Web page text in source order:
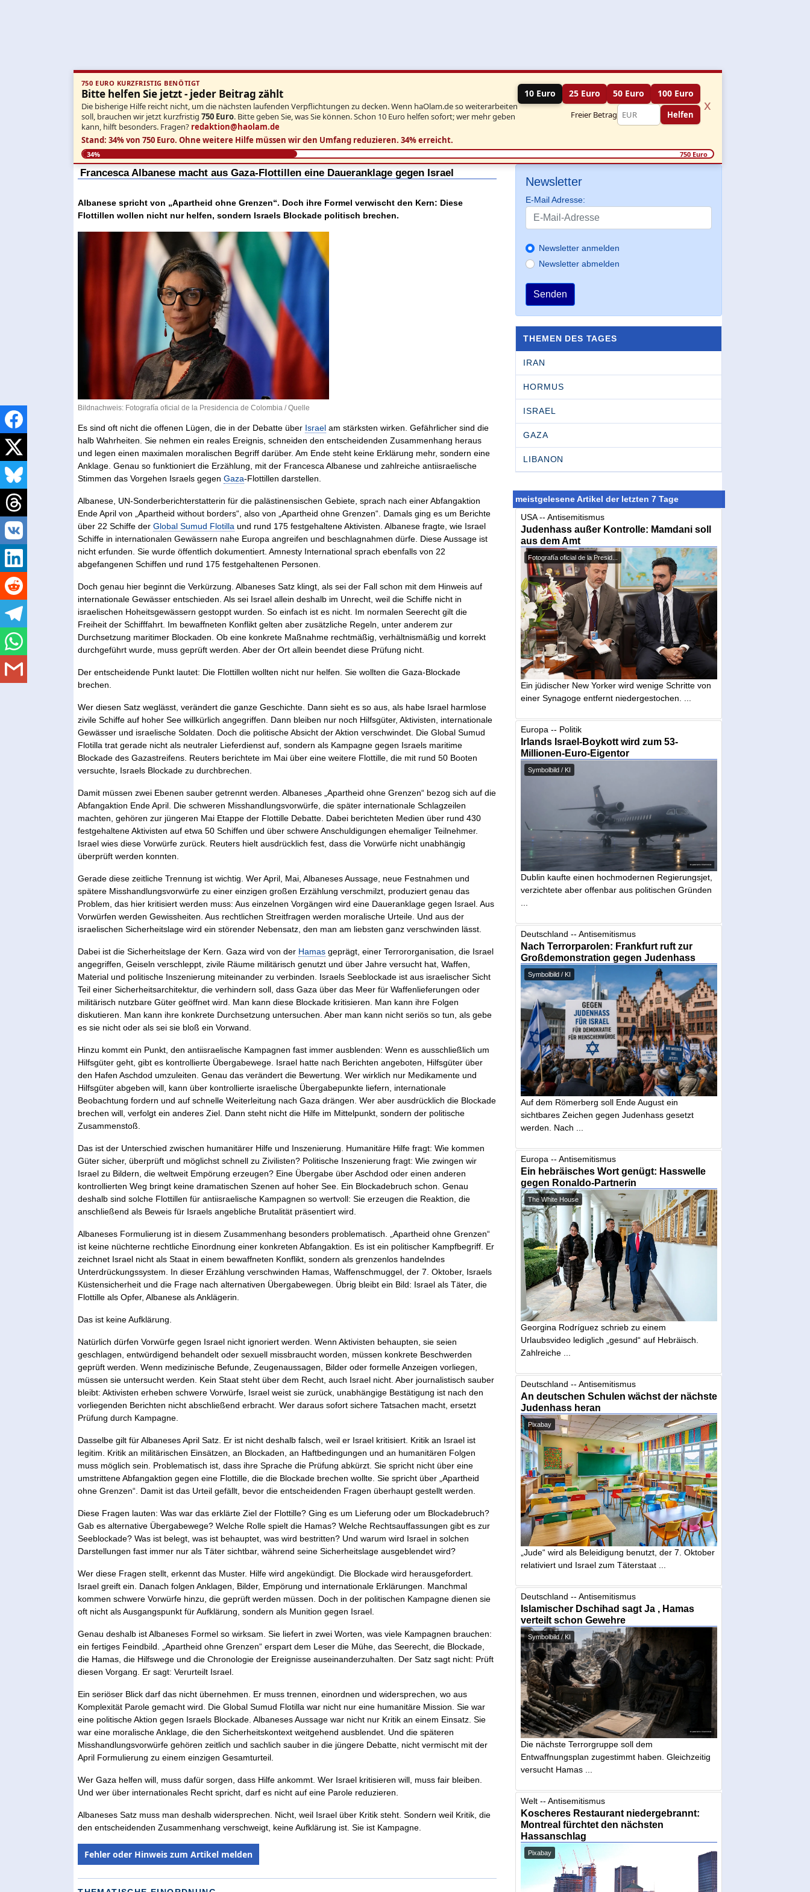
750 EURO KURZFRISTIG BENÖTIGT
Bitte helfen Sie jetzt - jeder Beitrag zählt
Die bisherige Hilfe reicht nicht, um die nächsten laufenden Verpflichtungen zu decken. Wenn haOlam.de so weiterarbeiten
soll, brauchen wir jetzt kurzfristig 750 Euro. Bitte geben Sie, was Sie können. Schon 10 Euro helfen sofort; wer mehr geben
kann, hilft besonders. Fragen? redaktion@haolam.de
10 Euro 25 Euro 50 Euro 100 Euro
Freier Betrag Helfen
x
Stand: 34% von 750 Euro. Ohne weitere Hilfe müssen wir den Umfang reduzieren. 34% erreicht.
34% 750 Euro
Francesca Albanese macht aus Gaza-Flottillen eine Daueranklage gegen Israel
Albanese spricht von „Apartheid ohne Grenzen“. Doch ihre Formel verwischt den Kern: Diese
Flottillen wollen nicht nur helfen, sondern Israels Blockade politisch brechen.
Bildnachweis: Fotografía oficial de la Presidencia de Colombia /Quelle
Es sind oft nicht die offenen Lügen, die in der Debatte über Israel am stärksten wirken. Gefährlicher sind die
halb Wahrheiten. Sie nehmen ein reales Ereignis, schneiden den entscheidenden Zusammenhang heraus
und legen einen maximalen moralischen Begriff darüber. Am Ende steht keine Erklärung mehr, sondern eine
Anklage. Genau so funktioniert die Erzählung, mit der Francesca Albanese und zahlreiche antiisraelische
Stimmen das Vorgehen Israels gegenGaza-Flottillen darstellen.
Albanese, UN-Sonderberichterstatterin für die palästinensischen Gebiete, sprach nach einer Abfangaktion
Ende April von „Apartheid without borders“, also von „Apartheid ohne Grenzen“. Damals ging es um Berichte
über 22 Schiffe derGlobal Sumud Flotilla und rund 175 festgehaltene Aktivisten. Albanese fragte, wie Israel
Schiffe in internationalen Gewässern nahe Europa angreifen und beschlagnahmen dürfe. Diese Aussage ist
nicht erfunden. Sie wurde öffentlich dokumentiert. Amnesty International sprach ebenfalls von 22
abgefangenen Schiffen und rund 175 festgehaltenen Personen.
Doch genau hier beginnt die Verkürzung. Albaneses Satz klingt, als sei der Fall schon mit dem Hinweis auf
internationale Gewässer entschieden. Als sei Israel allein deshalb im Unrecht, weil die Schiffe nicht in
israelischen Hoheitsgewässern gestoppt wurden. So einfach ist es nicht. Im normalen Seerecht gilt die
Freiheit der Schifffahrt. Im bewaffneten Konflikt gelten aber zusätzliche Regeln, unter anderem zur
Durchsetzung maritimer Blockaden. Ob eine konkrete Maßnahme rechtmäßig, verhältnismäßig und korrekt
durchgeführt wurde, muss geprüft werden. Aber der Ort allein beendet diese Prüfung nicht.
Der entscheidende Punkt lautet: Die Flottillen wollten nicht nur helfen. Sie wollten die Gaza-Blockade
brechen.
Wer diesen Satz weglässt, verändert die ganze Geschichte. Dann sieht es so aus, als habe Israel harmlose
zivile Schiffe auf hoher See willkürlich angegriffen. Dann bleiben nur noch Hilfsgüter, Aktivisten, internationale
Gewässer und israelische Soldaten. Doch die politische Absicht der Aktion verschwindet. Die Global Sumud
Flotilla trat gerade nicht als neutraler Lieferdienst auf, sondern als Kampagne gegen Israels maritime
Blockade des Gazastreifens. Reuters berichtete im Mai über eine weitere Flottille, die mit rund 50 Booten
versuchte, Israels Blockade zu durchbrechen.
Damit müssen zwei Ebenen sauber getrennt werden. Albaneses „Apartheid ohne Grenzen“ bezog sich auf die
Abfangaktion Ende April. Die schweren Misshandlungsvorwürfe, die später internationale Schlagzeilen
machten, gehören zur jüngeren Mai Etappe der Flottille Debatte. Dabei berichteten Medien über rund 430
festgehaltene Aktivisten auf etwa 50 Schiffen und über schwere Anschuldigungen ehemaliger Teilnehmer.
Israel wies diese Vorwürfe zurück. Reuters hielt ausdrücklich fest, dass die Vorwürfe nicht unabhängig
überprüft werden konnten.
Gerade diese zeitliche Trennung ist wichtig. Wer April, Mai, Albaneses Aussage, neue Festnahmen und
spätere Misshandlungsvorwürfe zu einer einzigen großen Erzählung verschmilzt, produziert genau das
Problem, das hier kritisiert werden muss: Aus einzelnen Vorgängen wird eine Daueranklage gegen Israel. Aus
Vorwürfen werden Gewissheiten. Aus rechtlichen Streitfragen werden moralische Urteile. Und aus der
israelischen Sicherheitslage wird ein störender Nebensatz, den man am liebsten ganz verschwinden lässt.
Dabei ist die Sicherheitslage der Kern. Gaza wird von der Hamas geprägt, einer Terrororganisation, die Israel
angegriffen, Geiseln verschleppt, zivile Räume militärisch genutzt und über Jahre versucht hat, Waffen,
Material und politische Inszenierung miteinander zu verbinden. Israels Seeblockade ist aus israelischer Sicht
Teil einer Sicherheitsarchitektur, die verhindern soll, dass Gaza über das Meer für Waffenlieferungen oder
militärisch nutzbare Güter geöffnet wird. Man kann diese Blockade kritisieren. Man kann ihre Folgen
diskutieren. Man kann ihre konkrete Durchsetzung untersuchen. Aber man kann nicht seriös so tun, als gebe
es sie nicht oder als sei sie bloß ein Vorwand.
Hinzu kommt ein Punkt, den antiisraelische Kampagnen fast immer ausblenden: Wenn es ausschließlich um
Hilfsgüter geht, gibt es kontrollierte Übergabewege. Israel hatte nach Berichten angeboten, Hilfsgüter über
den Hafen Aschdod umzuleiten. Genau das verändert die Bewertung. Wer wirklich nur Medikamente und
Hilfsgüter abgeben will, kann über kontrollierte israelische Übergabepunkte liefern, internationale
Beobachtung fordern und auf schnelle Weiterleitung nach Gaza drängen. Wer aber ausdrücklich die Blockade
brechen will, verfolgt ein anderes Ziel. Dann steht nicht die Hilfe im Mittelpunkt, sondern der politische
Zusammenstoß.
Das ist der Unterschied zwischen humanitärer Hilfe und Inszenierung. Humanitäre Hilfe fragt: Wie kommen
Güter sicher, überprüft und möglichst schnell zu Zivilisten? Politische Inszenierung fragt: Wie zwingen wir
Israel zu Bildern, die weltweit Empörung erzeugen? Eine Übergabe über Aschdod oder einen anderen
kontrollierten Weg bringt keine dramatischen Szenen auf hoher See. Ein Blockadebruch schon. Genau
deshalb sind solche Flottillen für antiisraelische Kampagnen so wertvoll: Sie erzeugen die Reaktion, die
anschließend als Beweis für Israels angebliche Brutalität präsentiert wird.
Albaneses Formulierung ist in diesem Zusammenhang besonders problematisch. „Apartheid ohne Grenzen“
ist keine nüchterne rechtliche Einordnung einer konkreten Abfangaktion. Es ist ein politischer Kampfbegriff. Er
zeichnet Israel nicht als Staat in einem bewaffneten Konflikt, sondern als grenzenlos handelndes
Unterdrückungssystem. In dieser Erzählung verschwinden Hamas, Waffenschmuggel, der 7. Oktober, Israels
Küstensicherheit und die Frage nach alternativen Übergabewegen. Übrig bleibt ein Bild: Israel als Täter, die
Flottille als Opfer, Albanese als Anklägerin.
Das ist keine Aufklärung.
Natürlich dürfen Vorwürfe gegen Israel nicht ignoriert werden. Wenn Aktivisten behaupten, sie seien
geschlagen, entwürdigend behandelt oder sexuell missbraucht worden, müssen konkrete Beschwerden
geprüft werden. Wenn medizinische Befunde, Zeugenaussagen, Bilder oder formelle Anzeigen vorliegen,
müssen sie untersucht werden. Kein Staat steht über dem Recht, auch Israel nicht. Aber journalistisch sauber
bleibt: Aktivisten erheben schwere Vorwürfe, Israel weist sie zurück, unabhängige Bestätigung ist nach den
vorliegenden Berichten nicht abschließend erbracht. Wer daraus sofort sichere Tatsachen macht, ersetzt
Prüfung durch Kampagne.
Dasselbe gilt für Albaneses April Satz. Er ist nicht deshalb falsch, weil er Israel kritisiert. Kritik an Israel ist
legitim. Kritik an militärischen Einsätzen, an Blockaden, an Haftbedingungen und an humanitären Folgen
muss möglich sein. Problematisch ist, dass ihre Sprache die Prüfung abkürzt. Sie spricht nicht über eine
umstrittene Abfangaktion gegen eine Flottille, die die Blockade brechen wollte. Sie spricht über „Apartheid
ohne Grenzen“. Damit ist das Urteil gefällt, bevor die entscheidenden Fragen überhaupt gestellt werden.
Diese Fragen lauten: Was war das erklärte Ziel der Flottille? Ging es um Lieferung oder um Blockadebruch?
Gab es alternative Übergabewege? Welche Rolle spielt die Hamas? Welche Rechtsauffassungen gibt es zur
Seeblockade? Was ist belegt, was ist behauptet, was wird bestritten? Und warum wird Israel in solchen
Darstellungen fast immer nur als Täter sichtbar, während seine Sicherheitslage ausgeblendet wird?
Wer diese Fragen stellt, erkennt das Muster. Hilfe wird angekündigt. Die Blockade wird herausgefordert.
Israel greift ein. Danach folgen Anklagen, Bilder, Empörung und internationale Erklärungen. Manchmal
kommen schwere Vorwürfe hinzu, die geprüft werden müssen. Doch in der politischen Kampagne dienen sie
oft nicht als Ausgangspunkt für Aufklärung, sondern als Munition gegen Israel.
Genau deshalb ist Albaneses Formel so wirksam. Sie liefert in zwei Worten, was viele Kampagnen brauchen:
ein fertiges Feindbild. „Apartheid ohne Grenzen“ erspart dem Leser die Mühe, das Seerecht, die Blockade,
die Hamas, die Hilfswege und die Chronologie der Ereignisse auseinanderzuhalten. Der Satz sagt nicht: Prüft
diesen Vorgang. Er sagt: Verurteilt Israel.
Ein seriöser Blick darf das nicht übernehmen. Er muss trennen, einordnen und widersprechen, wo aus
Komplexität Parole gemacht wird. Die Global Sumud Flotilla war nicht nur eine humanitäre Mission. Sie war
eine politische Aktion gegen Israels Blockade. Albaneses Aussage war nicht nur Kritik an einem Einsatz. Sie
war eine moralische Anklage, die den Sicherheitskontext weitgehend ausblendet. Und die späteren
Misshandlungsvorwürfe gehören zeitlich und sachlich sauber in die jüngere Debatte, nicht vermischt mit der
April Formulierung zu einem einzigen Gesamturteil.
Wer Gaza helfen will, muss dafür sorgen, dass Hilfe ankommt. Wer Israel kritisieren will, muss fair bleiben.
Und wer über internationales Recht spricht, darf es nicht auf eine Parole reduzieren.
Albaneses Satz muss man deshalb widersprechen. Nicht, weil Israel über Kritik steht. Sondern weil Kritik, die
den entscheidenden Zusammenhang verschweigt, keine Aufklärung ist. Sie ist Kampagne.
Fehler oder Hinweis zum Artikel melden
Newsletter
E-Mail Adresse:
Newsletter anmelden
Newsletter abmelden
Senden
THEMEN DES TAGES
IRAN
HORMUS
ISRAEL
GAZA
LIBANON
meistgelesene Artikel der letzten 7 Tage
USA -- Antisemitismus
Judenhass außer Kontrolle: Mamdani soll
aus dem Amt
Fotografía oficial de la Presid...
Ein jüdischer New Yorker wird wenige Schritte von
einer Synagoge entfernt niedergestochen. ...
Europa -- Politik
Irlands Israel-Boykott wird zum 53-
Millionen-Euro-Eigentor
Symbolbild / KI
Dublin kaufte einen hochmodernen Regierungsjet,
verzichtete aber offenbar aus politischen Gründen
Deutschland -- Antisemitismus
Nach Terrorparolen: Frankfurt ruft zur
Großdemonstration gegen Judenhass
Symbolbild / KI
Auf dem Römerberg soll Ende August ein
sichtbares Zeichen gegen Judenhass gesetzt
werden. Nach ...
Europa -- Antisemitismus
Ein hebräisches Wort genügt: Hasswelle
gegen Ronaldo-Partnerin
The White House
Georgina Rodríguez schrieb zu einem
Urlaubsvideo lediglich „gesund“ auf Hebräisch.
Zahlreiche ...
Deutschland -- Antisemitismus
An deutschen Schulen wächst der nächste
Judenhass heran
Pixabay
„Jude“ wird als Beleidigung benutzt, der 7. Oktober
relativiert und Israel zum Täterstaat ...
Deutschland -- Antisemitismus
Islamischer Dschihad sagt Ja , Hamas
verteilt schon Gewehre
Symbolbild / KI
Die nächste Terrorgruppe soll dem
Entwaffnungsplan zugestimmt haben. Gleichzeitig
versucht Hamas ...
Welt -- Antisemitismus
Koscheres Restaurant niedergebrannt:
Montreal fürchtet den nächsten
Hassanschlag
Pixabay